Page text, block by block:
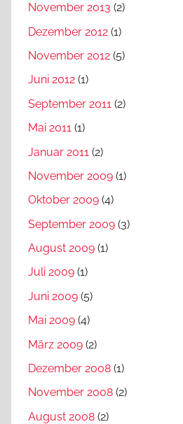
November 2013 (2)
Dezember 2012 (1)
November 2012 (5)
Juni 2012 (1)
September 2011 (2)
Mai 2011 (1)
Januar 2011 (2)
November 2009 (1)
Oktober 2009 (4)
September 2009 (3)
August 2009 (1)
Juli 2009 (1)
Juni 2009 (5)
Mai 2009 (4)
März 2009 (2)
Dezember 2008 (1)
November 2008 (2)
August 2008 (2)